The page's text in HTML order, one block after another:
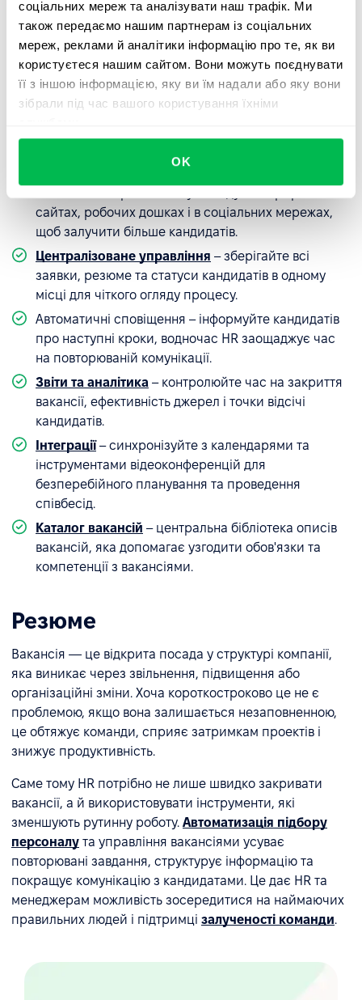
соціальних мереж та аналізувати наш трафік. Ми
також передаємо нашим партнерам із соціальних
мереж, реклами й аналітики інформацію про те, як ви
користуєтеся нашим сайтом. Вони можуть поєднувати
її з іншою інформацією, яку ви їм надали або яку вони
зібрали під час вашого користування їхніми
OK
Закриття вакансій без затримок — це виклик, але HR-
системи, такі як
PeopleForce
, надають інструменти, які
це спрощують:
Шаблони оголошень про роботу– готові анонси,
які можна адаптувати під конкретні ролі, що
сайтах, робочих дошках і в соціальних мережах,
щоб залучити більше кандидатів.
Централізоване управління – зберігайте всі
заявки, резюме та статуси кандидатів в одному
місці для чіткого огляду процесу.
Автоматичні сповіщення – інформуйте кандидатів
про наступні кроки, водночас HR заощаджує час
на повторюваній комунікації.
Звіти та аналітика – контролюйте час на закриття
вакансії, ефективність джерел і точки відсічі
кандидатів.
Інтеграції– синхронізуйте з календарями та
інструментами відеоконференцій для
безперебійного планування та проведення
співбесід.
Каталог вакансій – центральна бібліотека описів
вакансій, яка допомагає узгодити обов'язки та
компетенції з вакансіями.
Резюме
Вакансія — це відкрита посада у структурі компанії,
яка виникає через звільнення, підвищення або
організаційні зміни. Хоча короткостроково це не є
проблемою, якщо вона залишається незаповненною,
це обтяжує команди, сприяє затримкам проектів і
знижує продуктивність.
Саме тому HR потрібно не лише швидко закривати
вакансії, а й використовувати інструменти, які
зменшують рутинну роботу. Автоматизація підбору
персоналу та управління вакансіями усуває
повторювані завдання, структурує інформацію та
покращує комунікацію з кандидатами. Це дає HR та
менеджерам можливість зосередитися на наймаючих
правильних людей і підтримці залученості команди.